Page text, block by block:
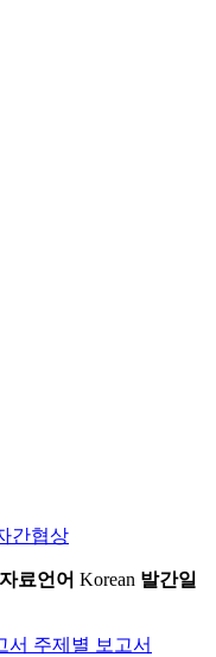
간협상
자료언어 Korean 발간일
서 주제별 보고서